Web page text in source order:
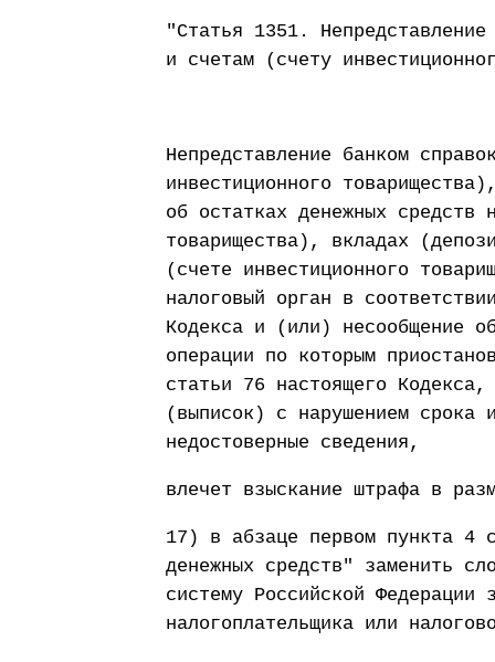
"Статья 1351.
и счетам (счету
Непредставление банком
инвестиционного
об остатках денежных средств
товарищества), вкладах
(счете инвестиционного
налоговый орган в
Кодекса и (или) несообщение
операции по которым
статьи 76 настоящего
(выписок) с нарушением срока
недостоверные сведения,
влечет взыскание штрафа в
17) в абзаце первом пункта 4
денежных средств" заменить
систему Российской Федерации
налогоплательщика или